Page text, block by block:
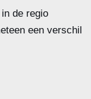
de regio
een verschil